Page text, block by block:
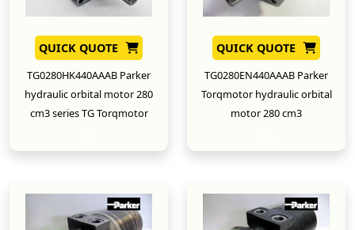
QUICK QUOTE
TG0280HK440AAAB Parker
hydraulic orbital motor 280
cm3 series TG Torqmotor
QUICK QUOTE
TG0280EN440AAAB Parker
Torqmotor hydraulic orbital
motor 280 cm3